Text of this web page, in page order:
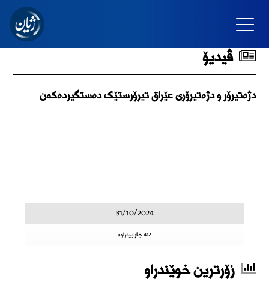
ڤیدیۆ
دژەتیرۆر و دژەتیرۆری عێراق تیرۆرستێک دەستگیردەکەن
31/10/2024
412 جار بینراوە
زۆرترین خوێندراو